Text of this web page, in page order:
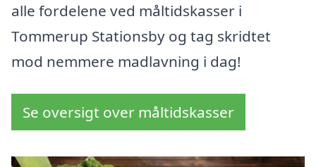
alle fordelene ved måltidskasser i
Tommerup Stationsby og tag skridtet
mod nemmere madlavning i dag!
Se oversigt over måltidskasser